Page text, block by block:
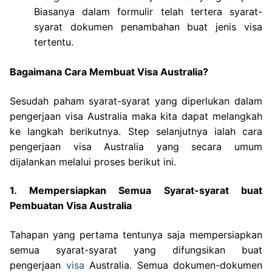
Biasanya dalam formulir telah tertera syarat-
syarat dokumen penambahan buat jenis visa
tertentu.
Bagaimana Cara Membuat Visa Australia?
Sesudah paham syarat-syarat yang diperlukan dalam
pengerjaan visa Australia maka kita dapat melangkah
ke langkah berikutnya. Step selanjutnya ialah cara
pengerjaan visa Australia yang secara umum
dijalankan melalui proses berikut ini.
1. Mempersiapkan Semua Syarat-syarat buat
Pembuatan Visa Australia
Tahapan yang pertama tentunya saja mempersiapkan
semua syarat-syarat yang difungsikan buat
pengerjaan visa Australia. Semua dokumen-dokumen